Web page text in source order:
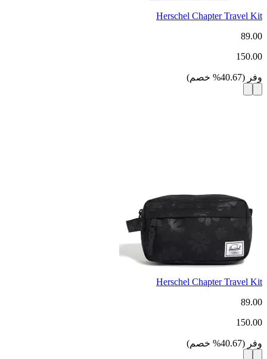
Herschel Chapter Travel Kit
89.00
150.00
وفر (
40.67
% خصم)
Herschel Chapter Travel Kit
89.00
150.00
وفر (
40.67
% خصم)